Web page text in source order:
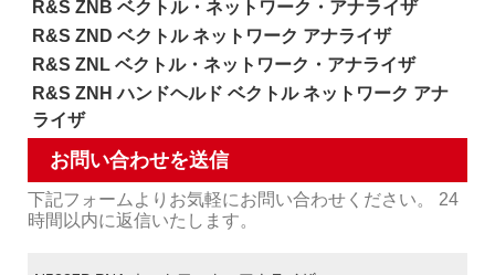
R&S ZNB ベクトル・ネットワーク・アナライザ
R&S ZND ベクトル ネットワーク アナライザ
R&S ZNL ベクトル・ネットワーク・アナライザ
R&S ZNH ハンドヘルド ベクトル ネットワーク アナ
ライザ
お問い合わせを送信
下記フォームよりお気軽にお問い合わせください。 24
時間以内に返信いたします。